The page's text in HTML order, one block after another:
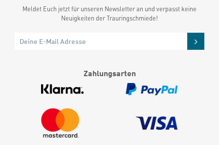
Meldet Euch jetzt für unseren Newsletter an und verpasst keine
Neuigkeiten der Trauringschmiede!
Zahlungsarten